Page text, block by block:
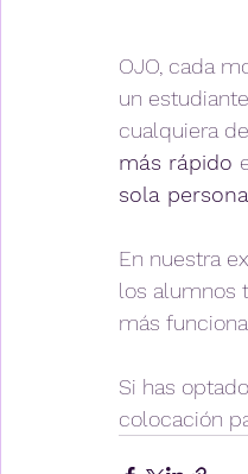
OJO, cada
un estudiante
cualquiera
más rápido
sola persona
En nuestra
los alumnos
más
Si has
colocación